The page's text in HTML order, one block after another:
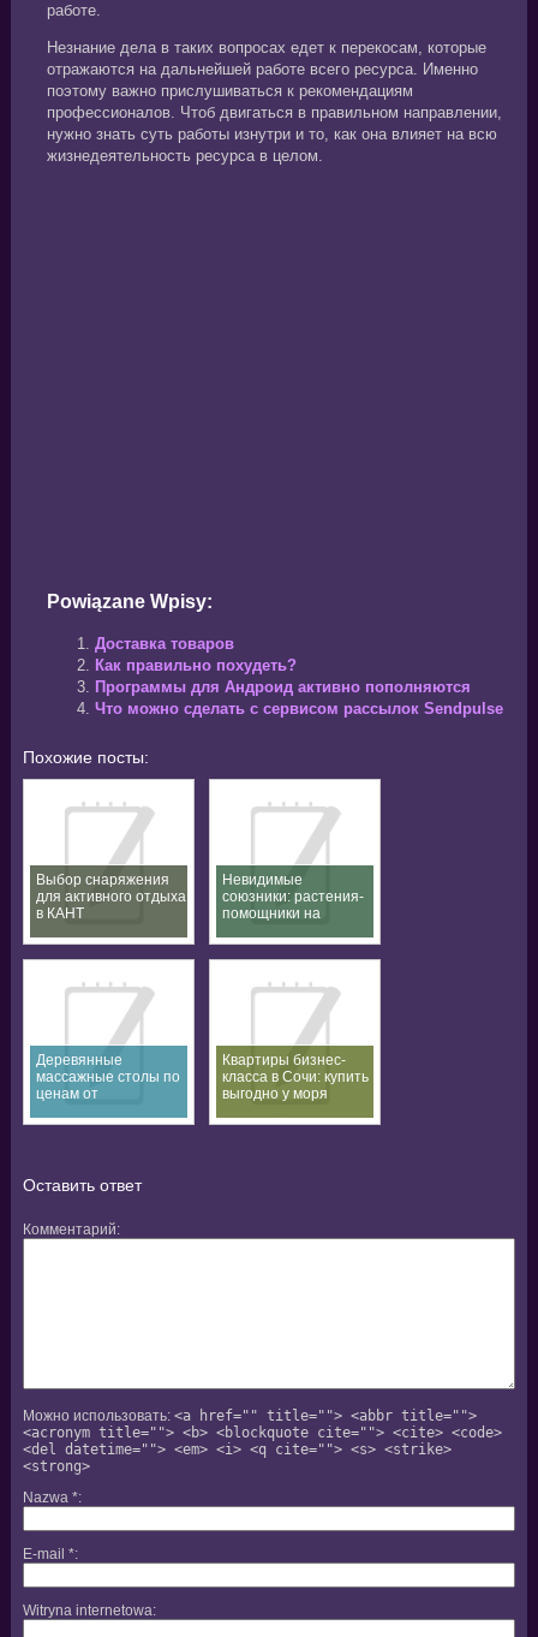
работе.
Незнание дела в таких вопросах едет к перекосам, которые
отражаются на дальнейшей работе всего ресурса. Именно
поэтому важно прислушиваться к рекомендациям
профессионалов. Чтоб двигаться в правильном направлении,
нужно знать суть работы изнутри и то, как она влияет на всю
жизнедеятельность ресурса в целом.
Powiązane Wpisy:
Доставка товаров
Как правильно похудеть?
Программы для Андроид активно пополняются
Что можно сделать с сервисом рассылок Sendpulse
Похожие посты:
Выбор снаряжения
для активного отдыха
в КАНТ
Невидимые
союзники: растения-
помощники на
Перу
Деревянные
массажные столы по
ценам от
Москве
Квартиры бизнес-
класса в Сочи: купить
выгодно у моря
Оставить ответ
Комментарий
Можно использовать: <a href="" title=""> <abbr title="">
<acronym title=""> <b> <blockquote cite=""> <cite> <code>
<del datetime=""> <em> <i> <q cite=""> <s> <strike>
<strong>
Nazwa *
E-mail *
Witryna internetowa